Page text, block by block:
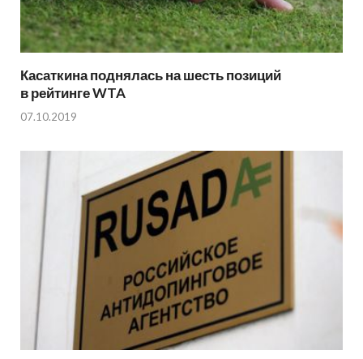
Касаткина поднялась на шесть позиций
в рейтинге WTA
07.10.2019